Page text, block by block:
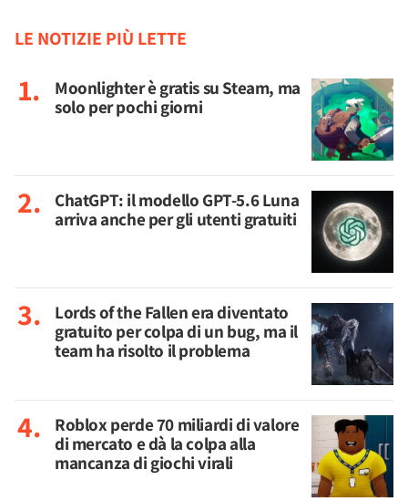
LE NOTIZIE PIÙ LETTE
Moonlighter è gratis su Steam, ma
solo per pochi giorni
ChatGPT: il modello GPT-5.6 Luna
arriva anche per gli utenti gratuiti
Lords of the Fallen era diventato
gratuito per colpa di un bug, ma il
team ha risolto il problema
Roblox perde 70 miliardi di valore
di mercato e dà la colpa alla
mancanza di giochi virali